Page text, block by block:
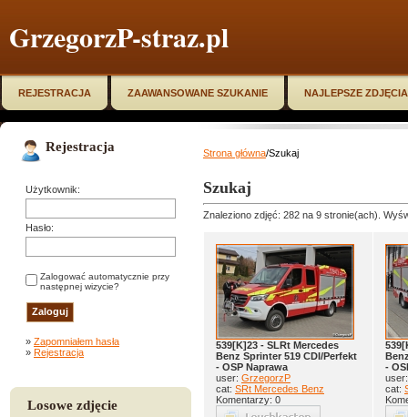
GrzegorzP-straz.pl
REJESTRACJA ZAAWANSOWANE SZUKANIE NAJLEPSZE ZDJĘCIA
Rejestracja
Użytkownik:
Hasło:
Zalogować automatycznie przy
następnej wizycie?
» Zapomniałem hasła
» Rejestracja
Losowe zdjęcie
Strona główna/Szukaj
Szukaj
Znaleziono zdjęć: 282 na 9 stronie(ach).
539[K]23 - SLRt Mercedes
Benz Sprinter 519 CDI/Perfekt
- OSP Naprawa
user: GrzegorzP
cat: SRt Mercedes Benz
Komentarzy: 0
-
cat: